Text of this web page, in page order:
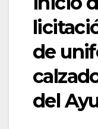
de
del